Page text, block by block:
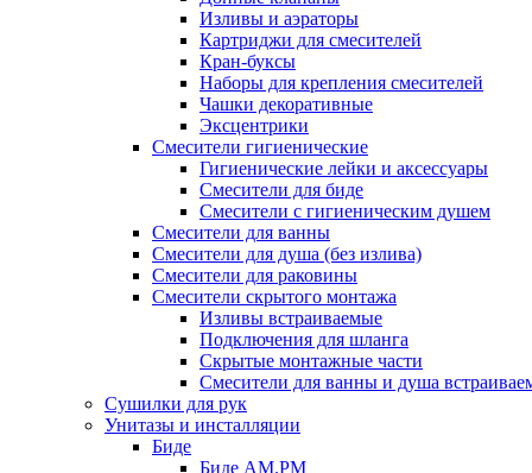
Изливы и аэраторы
Картриджи для смесителей
Кран-буксы
Наборы для крепления смесителей
Чашки декоративные
Эксцентрики
Смесители гигиенические
Гигиенические лейки и аксессуары
Смесители для биде
Смесители с гигиеническим душем
Смесители для ванны
Смесители для душа (без излива)
Смесители для раковины
Смесители скрытого монтажа
Изливы встраиваемые
Подключения для шланга
Скрытые монтажные части
Смесители для ванны и душа
Сушилки для рук
Унитазы и инсталляции
Биде
Биде AM.PM